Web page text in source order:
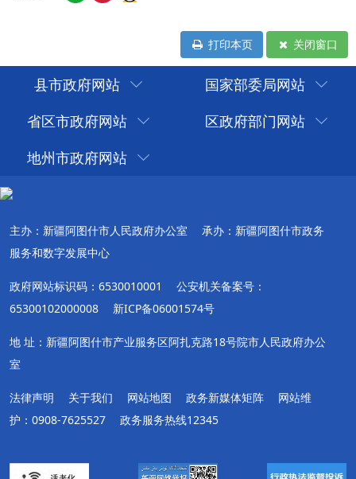
打印本页 关闭窗口
县市政府网站
国家部委局网站
省区市政府网站
区政府部门网站
地州市政府网站
主办：新疆阿图什市人民政府办公室
承办：新疆阿图什市政务
服务和数字发展中心
政府网站标识码：6530010001
公安机关备案号：
65300102000008
新ICP备06001574号
地 址：新疆阿图什市产业服务区阿扎克路18号院市人民政府办公
室
法律声明 关于我们 网站地图 政务新媒体矩阵
网站维
护：0908-7625527
政务服务热线12345